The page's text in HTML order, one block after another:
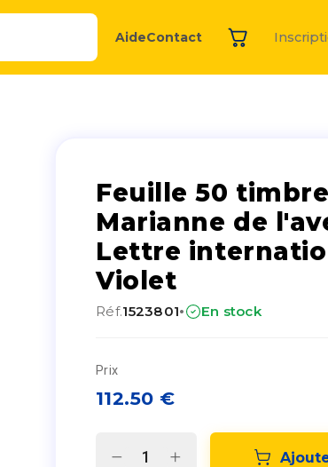
AideContact
Feuille 50
Marianne de
Lettre
Violet
Réf.1523801· En stock
Prix
112.50 €